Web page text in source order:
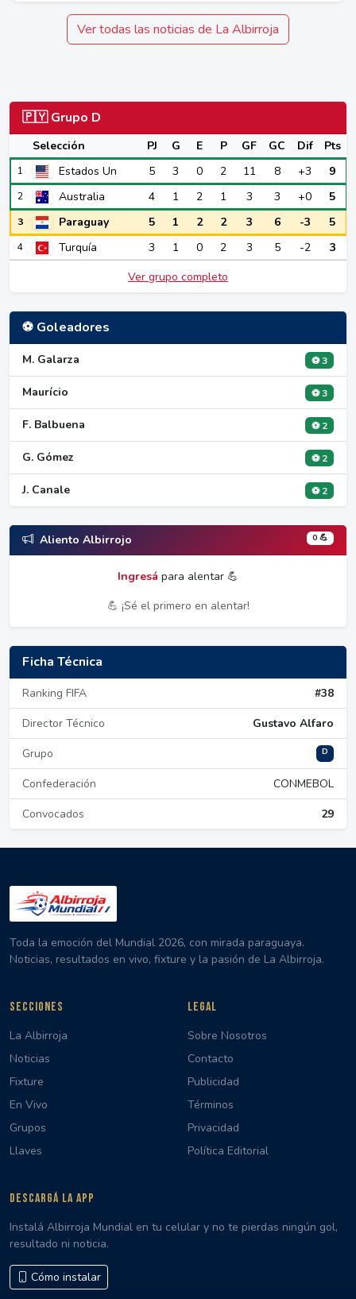
Ver todas las noticias de La Albirroja
🇵🇾 Grupo D
Selección PJ G E P GF GC Dif Pts
1 Estados Un 5 3 0 2 11 8 +3 9
2 Australia 4 1 2 1 3 3 +0 5
3 Paraguay 5 1 2 2 3 6 -3 5
4 Turquía 3 1 0 2 3 5 -2
3
Ver grupo completo
⚽ Goleadores
M. Galarza ⚽ 3
Maurício ⚽ 3
F. Balbuena ⚽ 2
G. Gómez ⚽ 2
J. Canale ⚽ 2
Aliento Albirrojo 0 💪
Ingresá para alentar 💪
💪 ¡Sé el primero en alentar!
Ficha Técnica
Ranking FIFA
#38
Director Técnico
Gustavo Alfaro
Grupo
D
Confederación
CONMEBOL
Convocados
29
Toda la emoción del Mundial 2026, con mirada paraguaya.
Noticias, resultados en vivo, fixture y la pasión de La Albirroja.
SECCIONES
La Albirroja
Noticias
Fixture
En Vivo
Grupos
Llaves
LEGAL
Sobre Nosotros
Contacto
Publicidad
Términos
Privacidad
Política Editorial
DESCARGÁ LA APP
Instalá Albirroja Mundial en tu celular y no te pierdas ningún gol,
resultado ni noticia.
Cómo instalar